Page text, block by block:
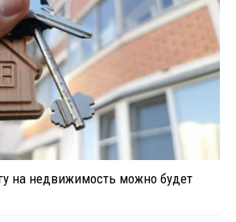
на недвижимость можно будет